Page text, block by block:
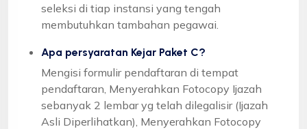
seleksi di tiap instansi yang tengah
membutuhkan tambahan pegawai.
Apa persyaratan Kejar Paket C?
Mengisi formulir pendaftaran di tempat
pendaftaran, Menyerahkan Fotocopy Ijazah
sebanyak 2 lembar yg telah dilegalisir (Ijazah
Asli Diperlihatkan), Menyerahkan Fotocopy